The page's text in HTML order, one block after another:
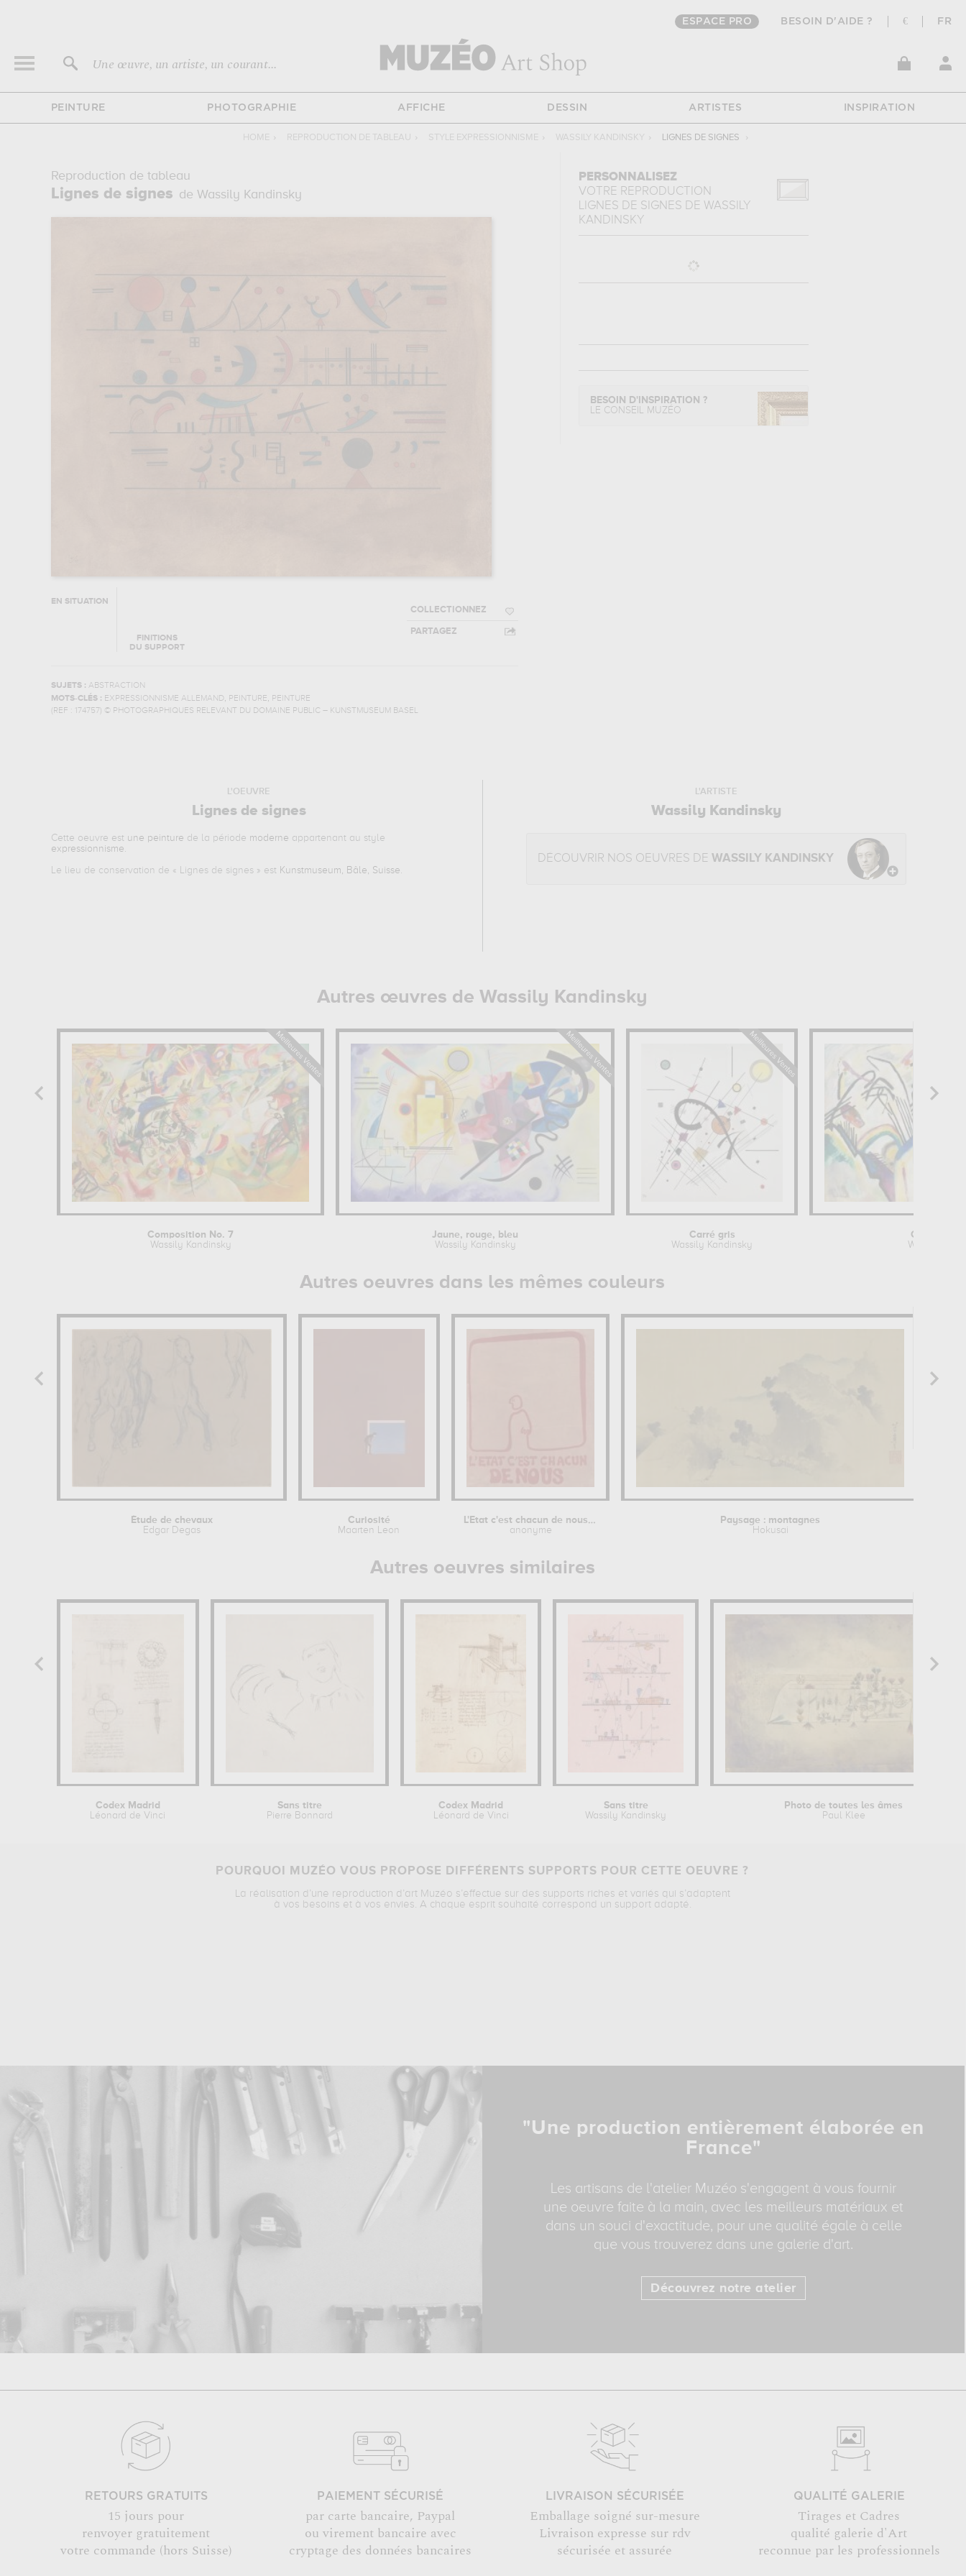
ESPACE PRO BESOIN D'AIDE ? € FR
Une œuvre, un artiste, un courant...
PEINTURE PHOTOGRAPHIE AFFICHE DESSIN ARTISTES INSPIRATION
HOME › REPRODUCTION DE TABLEAU › STYLE EXPRESSIONNISME › WASSILY KANDINSKY › LIGNES DE SIGNES ›
Reproduction de tableau
Lignes de signes de Wassily Kandinsky
EN SITUATION
FINITIONS
DU SUPPORT
COLLECTIONNEZ
PARTAGEZ
SUJETS : ABSTRACTION
MOTS-CLÉS : EXPRESSIONNISME ALLEMAND, PEINTURE, PEINTURE
(REF :
174757) © PHOTOGRAPHIQUES RELEVANT DU DOMAINE PUBLIC – KUNSTMUSEUM BASEL
PERSONNALISEZ
VOTRE REPRODUCTION
LIGNES DE SIGNES DE WASSILY
KANDINSKY
BESOIN D'INSPIRATION ?
LE CONSEIL MUZÉO
L'OEUVRE
Lignes de signes
Cette oeuvre est une peinture de la période moderne appartenant au style
expressionnisme.
Le lieu de conservation de « Lignes de signes » est Kunstmuseum, Bâle, Suisse.
L'ARTISTE
Wassily Kandinsky
DÉCOUVRIR NOS OEUVRES DE WASSILY KANDINSKY
Autres œuvres de Wassily Kandinsky
Composition No. 7
Wassily Kandinsky
Jaune, rouge, bleu
Wassily Kandinsky
Carré gris
Wassily Kandinsky
Wassily
Autres oeuvres dans les mêmes couleurs
Étude de chevaux
Edgar Degas
Curiosité
Maarten Leon
L'Etat c'est chacun de nous - Mai...
anonyme
Paysage : montagnes
Hokusai
Autres oeuvres similaires
Codex Madrid
Léonard de Vinci
Sans titre
Pierre Bonnard
Codex Madrid
Léonard de Vinci
Sans titre
Wassily Kandinsky
Photo de toutes les âmes
Paul Klee
POURQUOI MUZÉO VOUS PROPOSE DIFFÉRENTS SUPPORTS POUR CETTE OEUVRE ?
La réalisation d’une reproduction d’art Muzéo s’effectue sur des supports riches et variés qui s’adaptent
à vos besoins et à vos envies. A chaque esprit souhaité correspond un support adapté.
"Une production entièrement élaborée en
France"
Les artisans de l'atelier Muzéo s'engagent à vous fournir
une oeuvre faite à la main, avec les meilleurs matériaux et
dans un souci d'exactitude, pour une qualité égale à celle
que vous trouverez dans une galerie d'art.
Découvrez notre atelier
RETOURS GRATUITS
15 jours pour
renvoyer gratuitement
votre commande (hors Suisse)
PAIEMENT SÉCURISÉ
par carte bancaire, Paypal
ou virement bancaire avec
cryptage des données bancaires
LIVRAISON SÉCURISÉE
Emballage soigné sur-mesure
Livraison expresse sur rdv
sécurisée et assurée
QUALITÉ GALERIE
Tirages et Cadres
qualité galerie d'Art
reconnue par les professionnels